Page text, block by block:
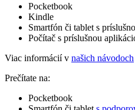
Pocketbook
Kindle
Smartfón či tablet s
Počítač s príslušnou
Viac informácií v našich návodoch
Prečítate na:
Pocketbook